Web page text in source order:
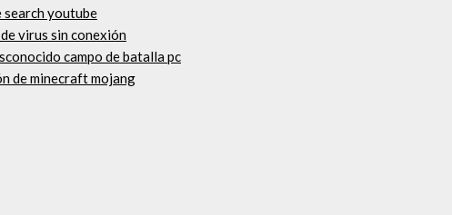
search youtube
virus sin conexión
campo de batalla pc
de minecraft mojang